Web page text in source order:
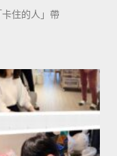
住的人」帶